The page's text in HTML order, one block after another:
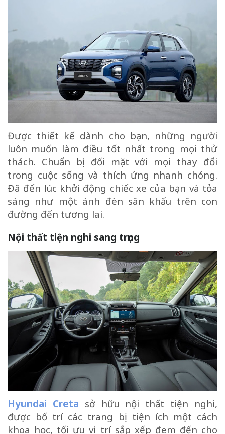
Được thiết kế dành cho bạn, những người
luôn muốn làm điều tốt nhất trong mọi thử
thách. Chuẩn bị đối mặt với mọi thay đổi
trong cuộc sống và thích ứng nhanh chóng.
Đã đến lúc khởi động chiếc xe của bạn và tỏa
sáng như một ánh đèn sân khấu trên con
đường đến tương lai.
Nội thất tiện nghi sang trọng
Hyundai Creta sở hữu nội thất tiện nghi,
được bố trí các trang bị tiện ích một cách
khoa học, tối ưu vị trí sắp xếp đem đến cho